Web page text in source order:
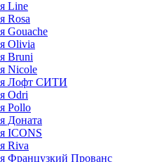
Line
Rosa
Gouache
Olivia
Bruni
Nicole
Лофт СИТИ
Odri
Pollo
Доната
ICONS
Riva
Французкий Прованс